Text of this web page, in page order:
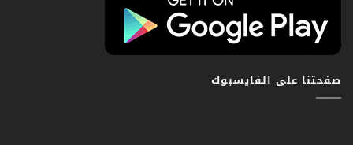
صفحتنا على الفايسبوك